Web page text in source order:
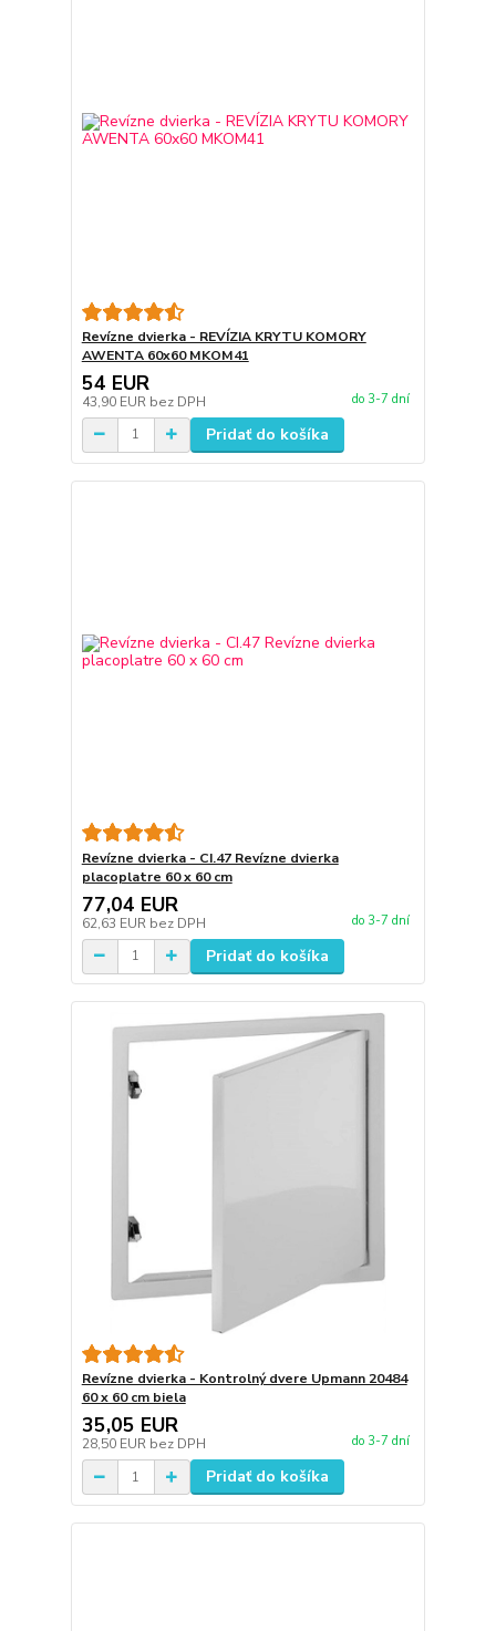
Revízne dvierka - REVÍZIA KRYTU KOMORY
AWENTA 60x60 MKOM41
54 EUR
43,90 EUR bez DPH do 3-7 dní
Pridať do košíka
Revízne dvierka - CI.47 Revízne dvierka
placoplatre 60 x 60 cm
77,04 EUR
62,63 EUR bez DPH do 3-7 dní
Pridať do košíka
Revízne dvierka - Kontrolný dvere Upmann 20484
60 x 60 cm biela
35,05 EUR
28,50 EUR bez DPH do 3-7 dní
Pridať do košíka